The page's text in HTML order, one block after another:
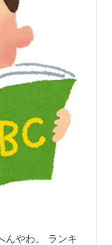
やわ。 ランキ